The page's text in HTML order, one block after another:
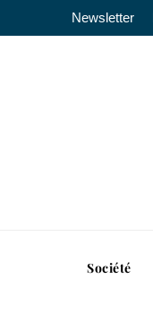
Newsletter
Société